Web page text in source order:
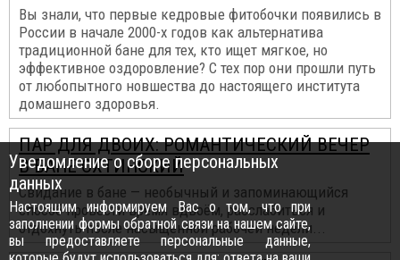
Вы знали, что первые кедровые фитобочки появились в
России в начале 2000-х годов как альтернатива
традиционной бане для тех, кто ищет мягкое, но
эффективное оздоровление? С тех пор они прошли путь
от любопытного новшества до настоящего института
домашнего здоровья.
ПАР ДЛЯ ДВОИХ: РОМАНТИЧЕСКИЙ ВЕЧЕР
В БАНЕ ОХТИНСКИЙ
Свидание в бане — необычный и запоминающийся
способ провести время вдвоём, расслабиться и
отдохнуть после насыщенной рабочей недели...
Уведомление о сборе персональных
данных
Настоящим информируем Вас о том, что при
заполнении формы обратной связи на нашем сайте,
вы предоставляете персональные данные,